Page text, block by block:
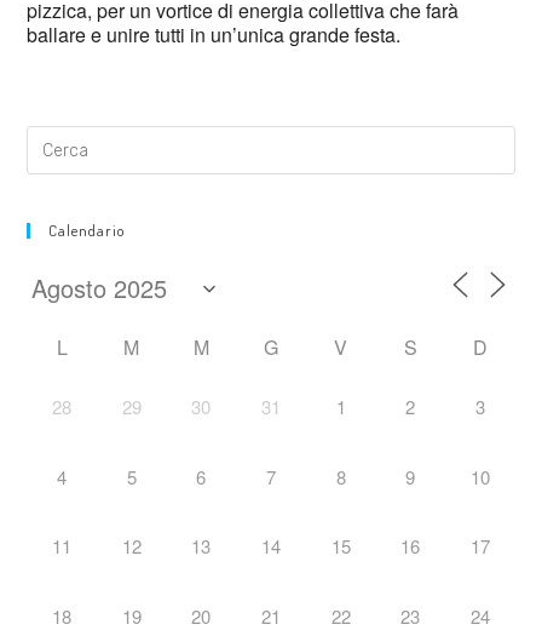
pizzica, per un vortice di energia collettiva che farà
ballare e unire tutti in un’unica grande festa.
Calendario
L M M G V S D
28 29 30 31 1 2 3
4 5 6 7 8 9 10
11 12 13 14 15 16 17
18 19 20 21 22 23 24